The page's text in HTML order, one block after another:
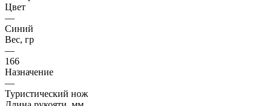
Цвет
—
Синий
Вес, гр
—
166
Назначение
—
Туристический нож